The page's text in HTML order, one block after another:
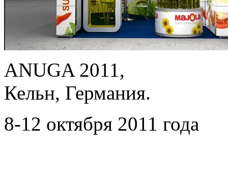
ANUGA 2011,
Кельн, Германия.
8-12 октября 2011 года